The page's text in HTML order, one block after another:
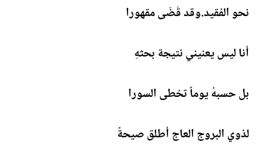
نحو الفقيد.وقد قَضَى مقهورا
أنا ليس يعنيني نتيجة بحثهِ
بل حسبهُ يوماً تخطى السورا
لذوي البروج العاج أطلق صيحةً